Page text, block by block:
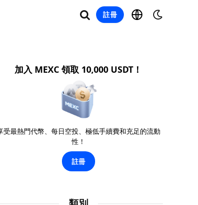
註冊
加入 MEXC 領取 10,000 USDT！
受最熱門代幣、每日空投、極低手續費和充足的流動
性！
註冊